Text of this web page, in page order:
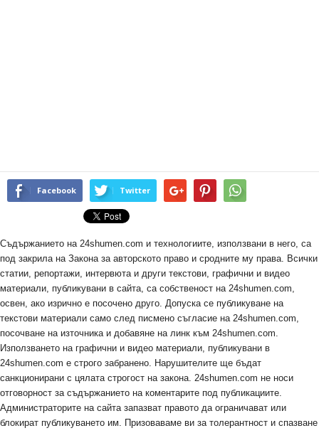
Facebook Twitter
Съдържанието на 24shumen.com и технологиите, използвани в него, са
под закрила на Закона за авторското право и сродните му права. Всички
статии, репортажи, интервюта и други текстови, графични и видео
материали, публикувани в сайта, са собственост на 24shumen.com,
освен, ако изрично е посочено друго. Допуска се публикуване на
текстови материали само след писмено съгласие на 24shumen.com,
посочване на източника и добавяне на линк към 24shumen.com.
Използването на графични и видео материали, публикувани в
24shumen.com е строго забранено. Нарушителите ще бъдат
санкционирани с цялата строгост на закона. 24shumen.com не носи
отговорност за съдържанието на коментарите под публикациите.
Администраторите на сайта запазват правото да ограничават или
блокират публикуването им. Призоваваме ви за толерантност и спазване